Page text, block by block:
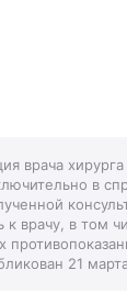
врача
в
к врачу, в том
21